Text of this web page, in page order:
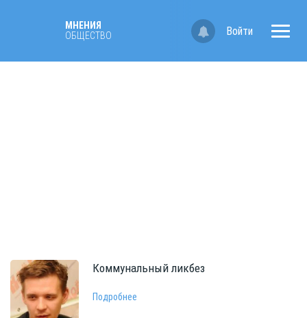
МНЕНИЯ
ОБЩЕСТВО
Войти
Коммунальный ликбез
Подробнее